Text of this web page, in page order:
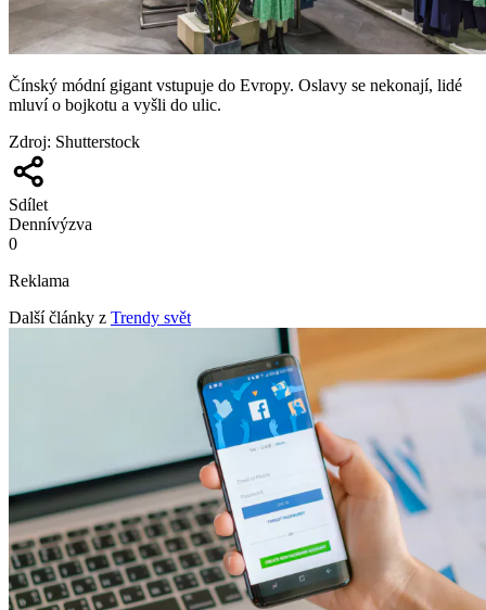
Čínský módní gigant vstupuje do Evropy. Oslavy se nekonají, lidé
mluví o bojkotu a vyšli do ulic.
Zdroj: Shutterstock
Sdílet
Dennívýzva
0
Reklama
Další články z Trendy svět